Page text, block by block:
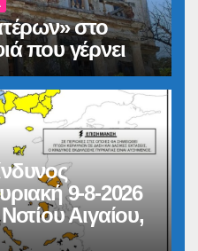
στο
που γέρνει
9-8-2026
Αιγαίου,